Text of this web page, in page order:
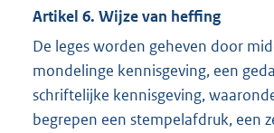
Artikel 6. Wijze van heffing
De leges worden geheven door
mondelinge kennisgeving, een
schriftelijke kennisgeving,
begrepen een stempelafdruk, een